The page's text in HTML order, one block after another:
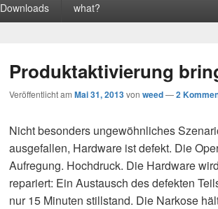
Downloads what?
Produktaktivierung
Veröffentlicht am Mai 31, 2013von weed—2
Nicht besonders ungewöhnliches
ausgefallen, Hardware ist defekt. Die
Aufregung. Hochdruck. Die Hardware
repariert: Ein Austausch des defekten
nur 15 Minuten stillstand. Die Narkose